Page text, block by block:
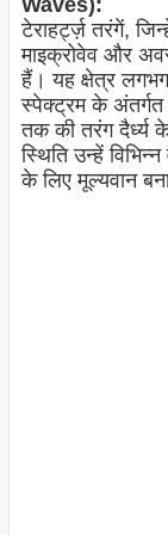
Waves):
टेराहर्ट्ज़ तरंगें,
माइक्रोवेव और
हैं। यह क्षेत्र
स्पेक्ट्रम के अंतर्गत
तक की तरंग दैर्ध्य
स्थिति उन्हें
के लिए मूल्यवान